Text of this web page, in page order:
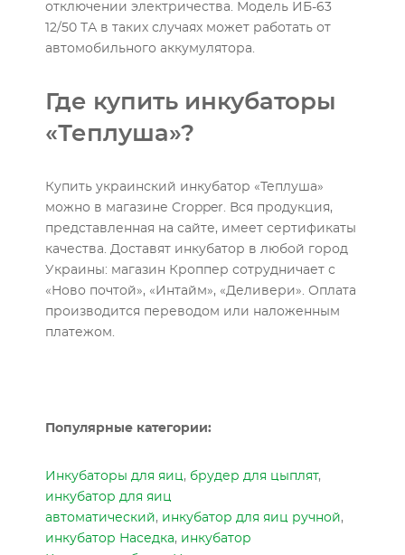
отключении электричества. Модель ИБ-63
12/50 ТА в таких случаях может работать от
автомобильного аккумулятора.
Где купить инкубаторы
«Теплуша»?
Купить украинский инкубатор «Теплуша»
можно в магазине Cropper. Вся продукция,
представленная на сайте, имеет сертификаты
качества. Доставят инкубатор в любой город
Украины: магазин Кроппер сотрудничает с
«Ново почтой», «Интайм», «Деливери». Оплата
производится переводом или наложенным
платежом.
Популярные категории:
Инкубаторы для яиц, брудер для цыплят,
инкубатор для яиц
автоматический, инкубатор для яиц ручной,
инкубатор Наседка, инкубатор